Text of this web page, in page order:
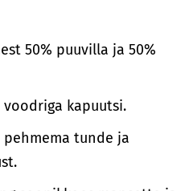
50% puuvilla ja 50%
voodriga kapuutsi.
pehmema tunde ja